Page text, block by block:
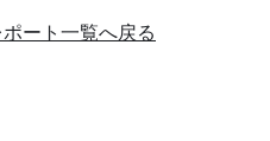
ート一覧へ戻る